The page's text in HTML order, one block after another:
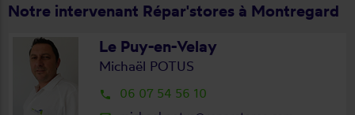
Notre intervenant Répar'stores à Montregard
Le Puy-en-Velay
Michaël POTUS
local_phone 06 07 54 56 10